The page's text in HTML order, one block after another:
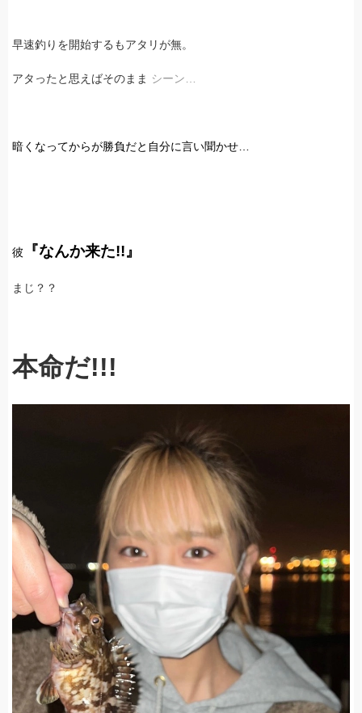
早速釣りを開始するもアタリが無。
アタったと思えばそのまま シーン…
暗くなってからが勝負だと自分に言い聞かせ…
彼 『なんか来た!!』
まじ？？
本命だ!!!